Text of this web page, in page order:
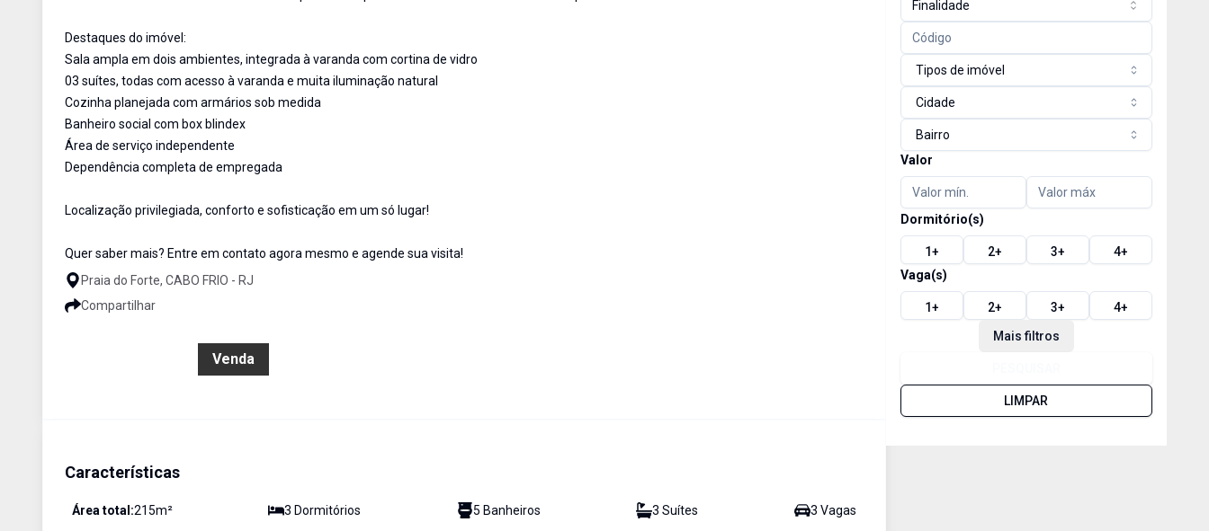
Destaques do imóvel:
Sala ampla em dois ambientes, integrada à varanda com cortina de vidro
03 suítes, todas com acesso à varanda e muita iluminação natural
Cozinha planejada com armários sob medida
Banheiro social com box blindex
Área de serviço independente
Dependência completa de empregada
Localização privilegiada, conforto e sofisticação em um só lugar!
Quer saber mais? Entre em contato agora mesmo e agende sua visita!
Praia do Forte, CABO FRIO - RJ
Compartilhar
Venda
Características
Área total:215m² 3 Dormitórios 5 Banheiros 3 Suítes 3 Vagas
Finalidade
Tipos de imóvel
Cidade
Bairro
Valor
Dormitório(s)
1+ 2+ 3+ 4+
Vaga(s)
1+ 2+ 3+ 4+
Mais filtros
LIMPAR